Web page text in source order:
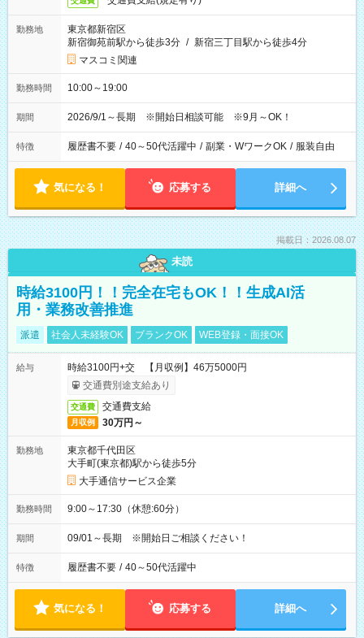
勤務地
東京都新宿区
新宿御苑前駅から徒歩3分 / 新宿三丁目駅から徒歩4分
マスコミ関連
勤務時間 10:00～19:00
期間 2026/9/1～長期 ※開始日相談可能 ※9月～OK！
特徴 履歴書不要 / 40～50代活躍中 / 副業・WワークOK / 服装自由
気になる！ 応募する 詳細へ
掲載日：2026.08.07
未読
時給3100円！！完全在宅もOK！！生成AI活
用・業務改善推進
派遣 社会人未経験OK ブランクOK WEB登録・面接OK
給与
時給3100円+交 【月収例】46万5000円
交通費別途支給あり
交通費 交通費支給
月収例 30万円～
勤務地
東京都千代田区
大手町(東京都)駅から徒歩5分
大手通信サービス企業
勤務時間 9:00～17:30（休憩:60分）
期間 09/01～長期 ※開始日ご相談ください！
特徴 履歴書不要 / 40～50代活躍中
気になる！ 応募する 詳細へ